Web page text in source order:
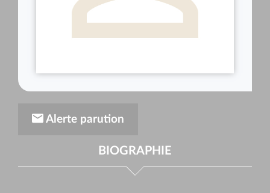
Alerte parution
BIOGRAPHIE